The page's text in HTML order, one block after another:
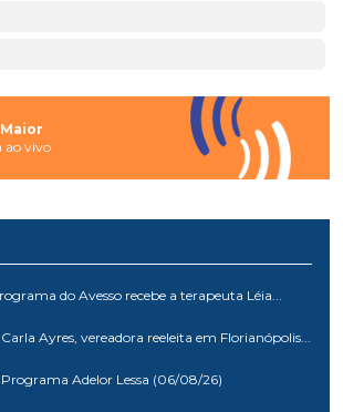
ao vivo
do Avesso recebe a terapeuta Léia...
Ayres, vereadora reeleita em Florianópolis...
Programa Adelor Lessa (06/08/26)